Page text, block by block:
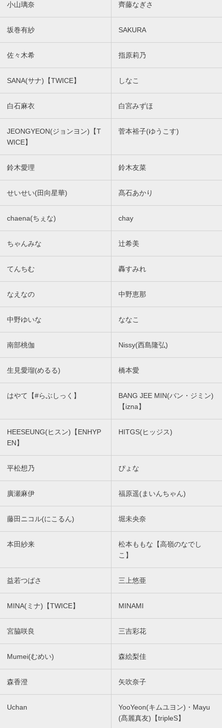
小山璃奈 齊藤なぎさ
坂巻有紗 SAKURA
佐々木希 指原莉乃
SANA(サナ)【TWICE】 しなこ
白石麻衣 白宮みずほ
JEONGYEON(ジョンヨン)【T
WICE】
菅本裕子(ゆうこす)
鈴木愛理 鈴木友菜
せいせい(田向星華) 髙石あかり
chaena(ちぇな) chay
ちゃんみな 辻希美
てんちむ 轟すみれ
なえなの 中野恵那
中野ゆいな ななこ
南部桃伽 Nissy(西島隆弘)
生見愛瑠(めるる) 橋本愛
はやて【#らぶしっく】
BANG JEE MIN(バン・ジミン)
【izna】
HEESEUNG(ヒスン)【ENHYP
EN】
HITGS(ヒッジス)
平松想乃 ぴょな
廣瀬麻伊 福原遥(まいんちゃん)
藤田ニコル(にこるん) 堀未央奈
本田紗来
松本ももな【高嶺のなでし
こ】
益若つばさ 三上悠亜
MINA(ミナ)【TWICE】 MINAMI
宮脇咲良 三吉彩花
Mumei(むめい) 森絵梨佳
森香澄 矢吹奈子
Uchan
YooYeon(キムユヨン)・Mayu
(髙麗真友)【tripleS】